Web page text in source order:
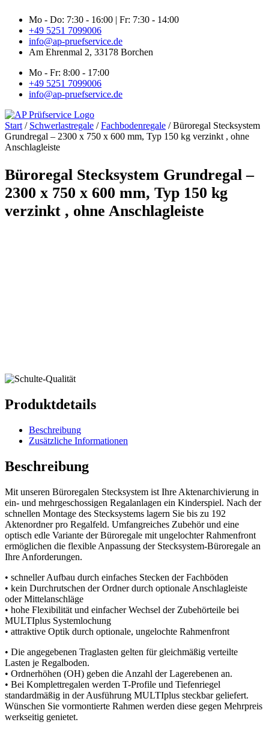
Inhalt
springen
Mo - Do: 7:30 - 16:00 | Fr: 7:30 - 14:00
+49 5251 7099006
info@ap-pruefservice.de
Am Ehrenmal 2, 33178 Borchen
Mo - Fr: 8:00 - 17:00
+49 5251 7099006
info@ap-pruefservice.de
Start / Schwerlastregale /Fachbodenregale / Büroregal Stecksystem
Grundregal – 2300 x 750 x 600 mm, Typ 150 kg verzinkt , ohne
Anschlagleiste
Büroregal Stecksystem Grundregal –
2300 x 750 x 600 mm, Typ 150 kg
verzinkt , ohne Anschlagleiste
Produktdetails
Beschreibung
Zusätzliche Informationen
Beschreibung
Mit unseren Büroregalen Stecksystem ist Ihre Aktenarchivierung in
ein- und mehrgeschossigen Regalanlagen ein Kinderspiel. Nach der
schnellen Montage des Stecksystems lagern Sie bis zu 192
Aktenordner pro Regalfeld. Umfangreiches Zubehör und eine
optisch edle Variante der Büroregale mit ungelochter Rahmenfront
ermöglichen die flexible Anpassung der Stecksystem-Büroregale an
Ihre Anforderungen.
• schneller Aufbau durch einfaches Stecken der Fachböden
• kein Durchrutschen der Ordner durch optionale Anschlagleiste
oder Mittelanschläge
• hohe Flexibilität und einfacher Wechsel der Zubehörteile bei
MULTIplus Systemlochung
• attraktive Optik durch optionale, ungelochte Rahmenfront
• Die angegebenen Traglasten gelten für gleichmäßig verteilte
Lasten je Regalboden.
• Ordnerhöhen (OH) geben die Anzahl der Lagerebenen an.
• Bei Komplettregalen werden T-Profile und Tiefenriegel
standardmäßig in der Ausführung MULTIplus steckbar geliefert.
Wünschen Sie vormontierte Rahmen werden diese gegen Mehrpreis
werkseitig genietet.